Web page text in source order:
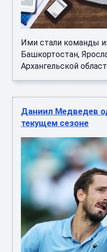
Ими стали команды
Башкортостан,
Архангельской
Даниил Медведев
текущем сезоне